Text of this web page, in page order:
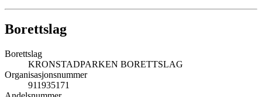
Borettslag
Borettslag
KRONSTADPARKEN BORETTSLAG
Organisasjonsnummer
911935171